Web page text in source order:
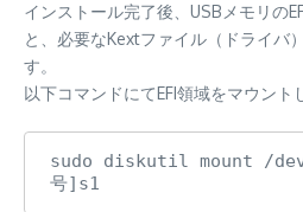
インストール完了後、USBメモリの
と、必要なKextファイル（ドライバ
す。
以下コマンドにてEFI領域をマウント
sudo diskutil mount /
号]s1